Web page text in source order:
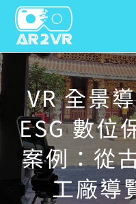
VR 全景
ESG 數位
案例：從
工廠導